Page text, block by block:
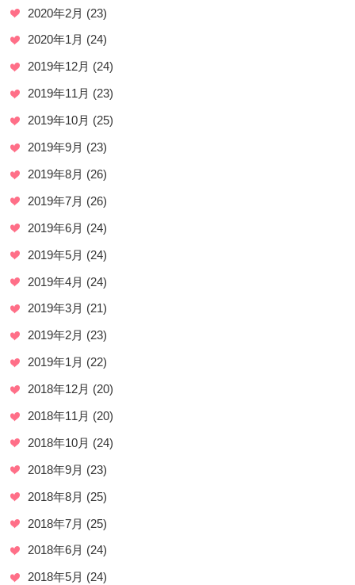
2020年2月 (23)
2020年1月 (24)
2019年12月 (24)
2019年11月 (23)
2019年10月 (25)
2019年9月 (23)
2019年8月 (26)
2019年7月 (26)
2019年6月 (24)
2019年5月 (24)
2019年4月 (24)
2019年3月 (21)
2019年2月 (23)
2019年1月 (22)
2018年12月 (20)
2018年11月 (20)
2018年10月 (24)
2018年9月 (23)
2018年8月 (25)
2018年7月 (25)
2018年6月 (24)
2018年5月 (24)